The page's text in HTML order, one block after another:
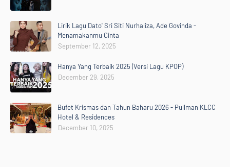
Lirik Lagu Dato' Sri Siti Nurhaliza, Ade Govinda -
Menamakanmu Cinta
September 12, 2025
Hanya Yang Terbaik 2025 (Versi Lagu KPOP)
December 29, 2025
Bufet Krismas dan Tahun Baharu 2026 - Pullman KLCC
Hotel & Residences
December 10, 2025